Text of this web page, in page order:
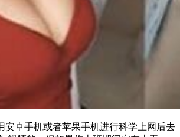
安卓手机或者苹果手机进行科学上网后去